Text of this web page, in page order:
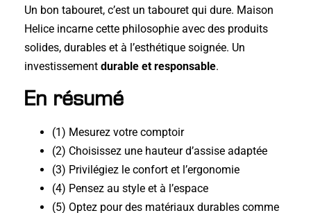
Un bon tabouret, c’est un tabouret qui dure. Maison
Helice incarne cette philosophie avec des produits
solides, durables et à l’esthétique soignée. Un
investissement durable et responsable.
En résumé
(1) Mesurez votre comptoir
(2) Choisissez une hauteur d’assise adaptée
(3) Privilégiez le confort et l’ergonomie
(4) Pensez au style et à l’espace
(5) Optez pour des matériaux durables comme